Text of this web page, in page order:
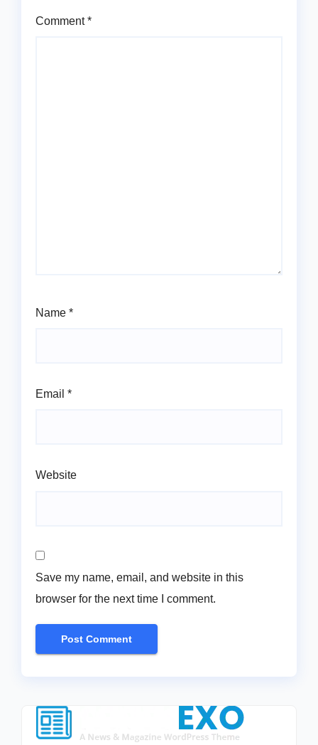
Comment*
Name *
Email *
Website
Save my name, email, and website in this
browser for the next time I comment.